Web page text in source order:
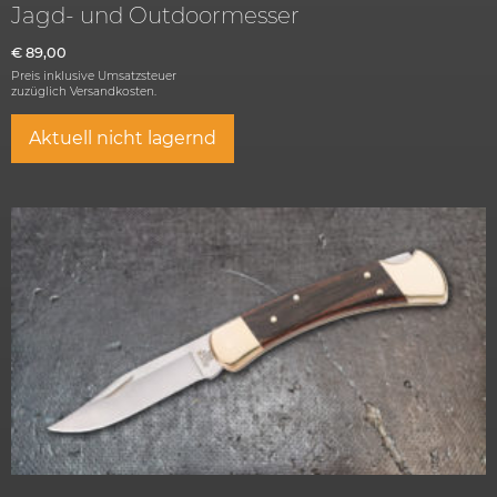
Jagd- und Outdoormesser
€ 89,00
Preis inklusive Umsatzsteuer
zuzüglich Versandkosten.
Aktuell nicht lagernd